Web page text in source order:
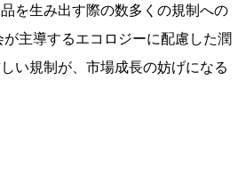
を生み出す際の数多くの規制への
主導するエコロジーに配慮した潤
い規制が、市場成長の妨げになる